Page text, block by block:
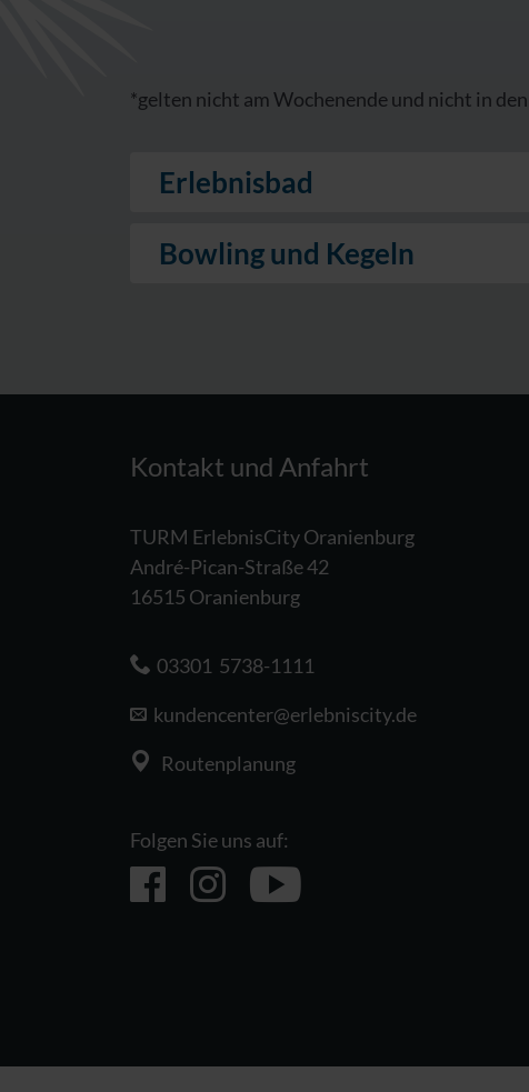
*gelten nicht am Wochenende und nicht in
Erlebnisbad
Bowling und Kegeln
Kontakt und Anfahrt
TURM ErlebnisCity Oranienburg
André-Pican-Straße 42
16515 Oranienburg
03301 5738-1111
kundencenter@erlebniscity.de
Routenplanung
Folgen Sie uns auf: